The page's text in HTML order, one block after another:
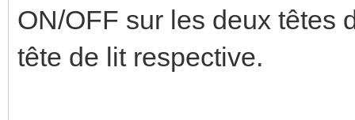
ON/OFF sur les deux têtes
tête de lit respective.